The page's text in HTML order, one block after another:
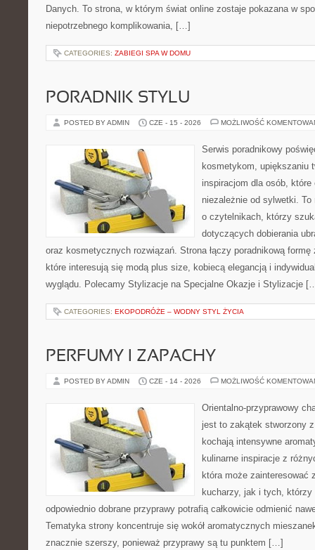
Danych. To strona, w którym świat online zostaje pokazana w
niepotrzebnego komplikowania, […]
CATEGORIES: ZABIEGI SPA W DOMU
PORADNIK STYLU
POSTED BY ADMIN CZE - 15 - 2026 MOŻLIWOŚĆ
Serwis poradnikowy
kosmetykom, upiększaniu
inspiracjom dla osób,
niezależnie od sylwetki.
o czytelnikach, którzy
dotyczących dobierania
oraz kosmetycznych rozwiązań. Strona łączy poradnikową
które interesują się modą plus size, kobiecą elegancją i
wyglądu. Polecamy Stylizacje na Specjalne Okazje i Stylizacje
CATEGORIES: EKOPODRÓŻE – WODNY STYL ŻYCIA
PERFUMY I ZAPACHY
POSTED BY ADMIN CZE - 14 - 2026 MOŻLIWOŚĆ
Orientalno-przyprawowy
jest to zakątek stworzony
kochają intensywne
kulinarne inspiracje z
która może zainteresować
kucharzy, jak i tych, którzy
odpowiednio dobrane przyprawy potrafią całkowicie odmienić
Tematyka strony koncentruje się wokół aromatycznych
znacznie szerszy, ponieważ przyprawy są tu punktem […]